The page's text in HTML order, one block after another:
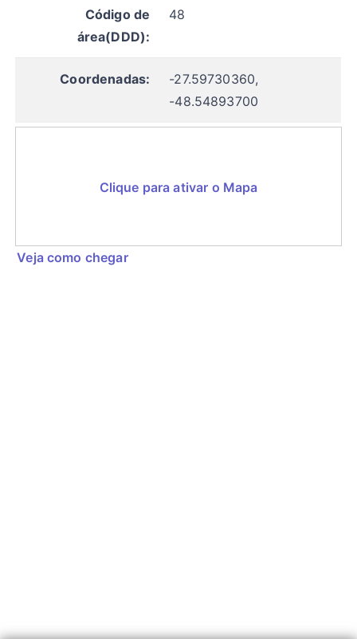
Código de
área(DDD):
48
Coordenadas:
-27.59730360,
-48.54893700
Clique para ativar o Mapa
Veja como chegar